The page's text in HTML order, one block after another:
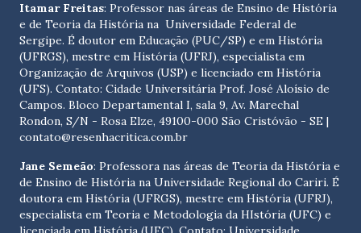
Itamar Freitas: Professor nas áreas de Ensino de História
e de Teoria da História na Universidade Federal de
Sergipe. É doutor em Educação (PUC/SP) e em História
(UFRGS), mestre em História (UFRJ), especialista em
Organização de Arquivos (USP) e licenciado em História
(UFS). Contato: Cidade Universitária Prof. José Aloísio de
Campos. Bloco Departamental I, sala 9, Av. Marechal
Rondon, S/N - Rosa Elze, 49100-000 São Cristóvão - SE |
contato@resenhacritica.com.br
Jane Semeão: Professora nas áreas de Teoria da História e
de Ensino de História na Universidade Regional do Cariri. É
doutora em História (UFRGS), mestre em História (UFRJ),
especialista em Teoria e Metodologia da HIstória (UFC) e